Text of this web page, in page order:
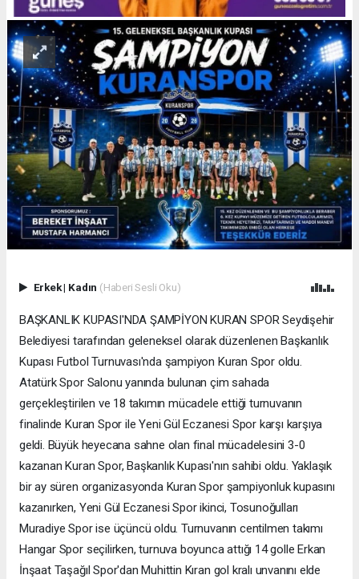
Erkek| Kadın (Haberi Sesli Oku)
BAŞKANLIK KUPASI'NDA ŞAMPİYON KURAN SPOR Seydişehir
Belediyesi tarafından geleneksel olarak düzenlenen Başkanlık
Kupası Futbol Turnuvası'nda şampiyon Kuran Spor oldu.
Atatürk Spor Salonu yanında bulunan çim sahada
gerçekleştirilen ve 18 takımın mücadele ettiği turnuvanın
finalinde Kuran Spor ile Yeni Gül Eczanesi Spor karşı karşıya
geldi. Büyük heyecana sahne olan final mücadelesini 3-0
kazanan Kuran Spor, Başkanlık Kupası'nın sahibi oldu. Yaklaşık
bir ay süren organizasyonda Kuran Spor şampiyonluk kupasını
kazanırken, Yeni Gül Eczanesi Spor ikinci, Tosunoğulları
Muradiye Spor ise üçüncü oldu. Turnuvanın centilmen takımı
Hangar Spor seçilirken, turnuva boyunca attığı 14 golle Erkan
İnşaat Taşağıl Spor'dan Muhittin Kıran gol kralı unvanını elde